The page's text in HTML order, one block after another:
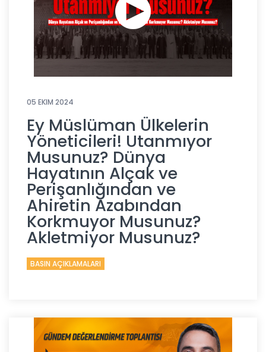
05 EKIM 2024
Ey Müslüman Ülkelerin
Yöneticileri! Utanmıyor
Musunuz? Dünya
Hayatının Alçak ve
Perişanlığından ve
Ahiretin Azabından
Korkmuyor Musunuz?
Akletmiyor Musunuz?
BASIN AÇIKLAMALARI